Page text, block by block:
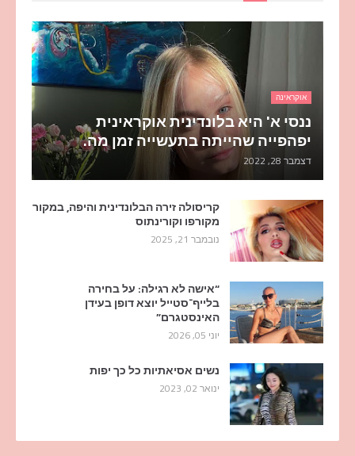
אוקראינה
ננסי א' היא בלונדינית אוקראינית
יפהפייה שהייתה בתעשייה זמן מה.
דצמבר 28, 2022
קריסולה זירה הבלונדינית והיפה, במקור
מקורפו וקורינתוס
נובמבר 21, 2025
“אישה לא רגילה: על בחירה
בלייף־סטייל יוצא דופן בעידן
האינסטגרם”
יוני 05, 2026
נשים אסיאתיות כל כך יפות
ינואר 02, 2023